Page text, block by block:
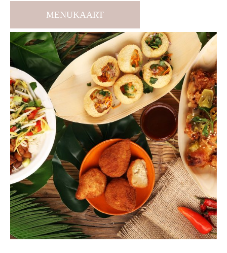
MENUKAART